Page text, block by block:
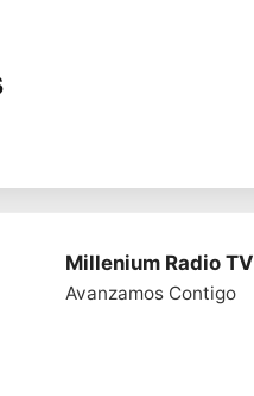
Millenium Radio TV
Avanzamos Contigo